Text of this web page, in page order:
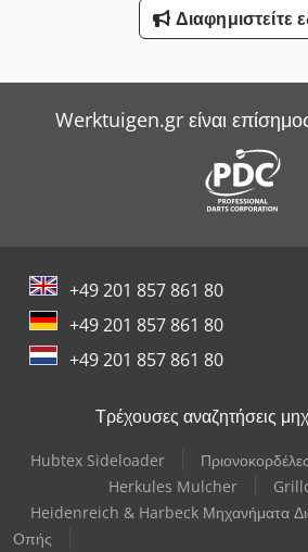
Linde Sideloader
Niemeyer Plough
Sack & Kiesselbach Πρέσες
Werner & Pfleiderer Ζυγιστής
Witzig & Frank Μηχανές Μεταφοράς
Διαφημιστείτε
Werktuigen.gr είναι
+49 201 857 861 80
+49 201 857 861 80
+49 201 857 861 80
Τρέχουσες αναζητήσεις
Hubtex Sideloader
Herkules Mulcher
Heidenreich & Harbeck Μηχανήματα
Οπής